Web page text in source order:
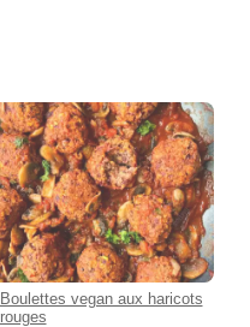
Boulettes vegan aux haricots
rouges